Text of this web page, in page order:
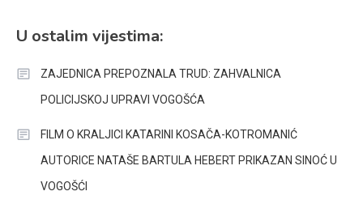
U ostalim vijestima:
ZAJEDNICA PREPOZNALA TRUD: ZAHVALNICA
POLICIJSKOJ UPRAVI VOGOŠĆA
FILM O KRALJICI KATARINI KOSAČA-KOTROMANIĆ
AUTORICE NATAŠE BARTULA HEBERT PRIKAZAN SINOĆ U
VOGOŠĆI